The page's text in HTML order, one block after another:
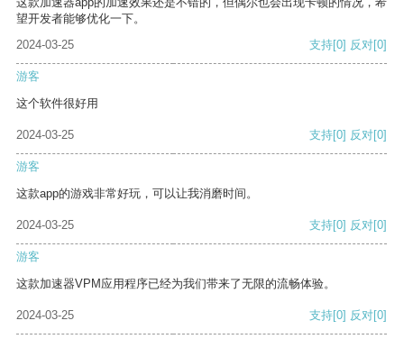
望开发者能够优化一下。
2024-03-25
支持[0] 反对[0]
游客
这个软件很好用
2024-03-25 支持[0] 反对[0]
游客
这款app的游戏非常好玩，可以让我消磨时间。
2024-03-25 支持[0] 反对[0]
游客
这款加速器VPM应用程序已经为我们带来了无限的流畅体验。
2024-03-25 支持[0] 反对[0]